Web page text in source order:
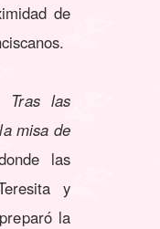
de
Tras las
misa de
las
y
la